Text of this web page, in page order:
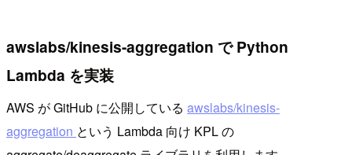
awslabs/kinesis-aggregation で Python
Lambda を実装
AWS が GitHub に公開している awslabs/kinesis-
aggregation という Lambda 向け KPL の